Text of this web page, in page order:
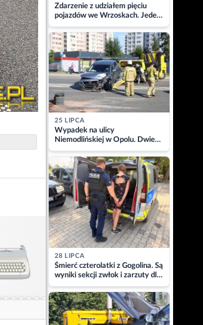
Zdarzenie z udziałem pięciu
pojazdów we Wrzoskach. Jeden
z kierowców zabrany w
kajdankach
25 LIPCA
Wypadek na ulicy
Niemodlińskiej w Opolu. Dwie
osoby w szpitalu
28 LIPCA
Śmierć czterolatki z Gogolina. Są
wyniki sekcji zwłok i zarzuty dla
matki